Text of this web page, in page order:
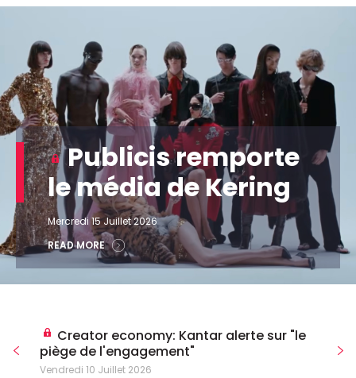
Publicis remporte
le média de Kering
Mercredi 15 Juillet 2026
READ MORE
Creator economy: Kantar alerte sur "le
piège de l'engagement"
Vendredi 10 Juillet 2026